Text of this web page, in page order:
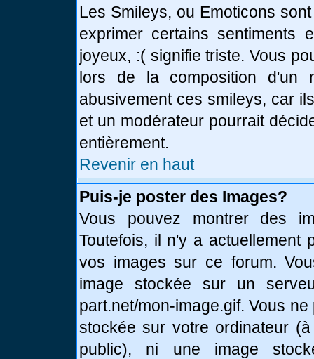
Les Smileys, ou Emoticons
exprimer certains sentiments
joyeux, :( signifie triste. Vous
lors de la composition d'un
abusivement ces smileys, car
et un modérateur pourrait
entièrement.
Revenir en haut
Puis-je poster des Images?
Vous pouvez montrer des
Toutefois, il n'y a actuellement
vos images sur ce forum.
image stockée sur un
part.net/mon-image.gif. Vous
stockée sur votre ordinateur
public), ni une image